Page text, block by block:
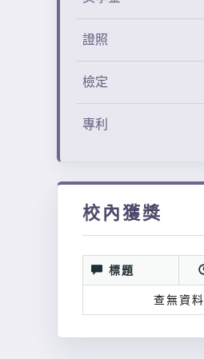
證照
檢定
專利
校內獲獎
標題
查無資料